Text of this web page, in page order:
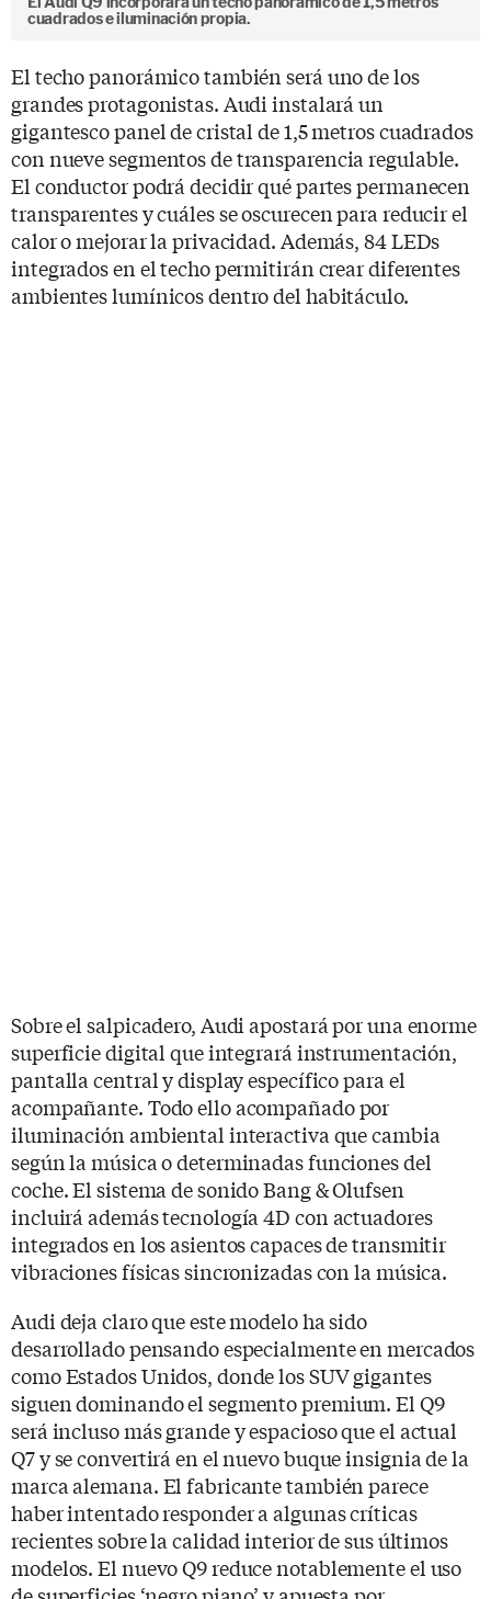
cuadrados e iluminación propia.
El techo panorámico también será uno de los
grandes protagonistas. Audi instalará un
gigantesco panel de cristal de 1,5 metros cuadrados
con nueve segmentos de transparencia regulable.
El conductor podrá decidir qué partes permanecen
transparentes y cuáles se oscurecen para reducir el
calor o mejorar la privacidad. Además, 84 LEDs
integrados en el techo permitirán crear diferentes
ambientes lumínicos dentro del habitáculo.
Sobre el salpicadero, Audi apostará por una enorme
superficie digital que integrará instrumentación,
pantalla central y display específico para el
acompañante. Todo ello acompañado por
iluminación ambiental interactiva que cambia
según la música o determinadas funciones del
coche. El sistema de sonido Bang & Olufsen
incluirá además tecnología 4D con actuadores
integrados en los asientos capaces de transmitir
vibraciones físicas sincronizadas con la música.
Audi deja claro que este modelo ha sido
desarrollado pensando especialmente en mercados
como Estados Unidos, donde los SUV gigantes
siguen dominando el segmento premium. El Q9
será incluso más grande y espacioso que el actual
Q7 y se convertirá en el nuevo buque insignia de la
marca alemana. El fabricante también parece
haber intentado responder a algunas críticas
recientes sobre la calidad interior de sus últimos
modelos. El nuevo Q9 reduce notablemente el uso